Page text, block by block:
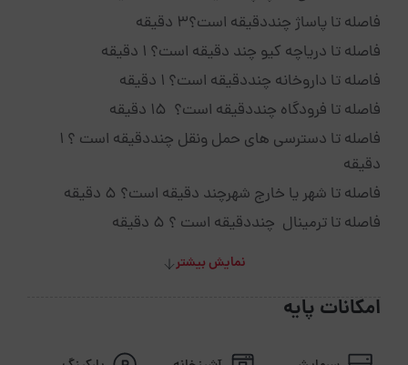
فاصله تا پاساژ چنددقیقه است؟3 دقیقه
فاصله تا دریاچه کیو چند دقیقه است؟ 1 دقیقه
فاصله تا داروخانه چنددقیقه است؟ 1 دقیقه
فاصله تا فرودگاه چنددقیقه است؟ 15 دقیقه
فاصله تا دسترسی های حمل ونقل چنددقیقه است ؟ 1
دقیقه
فاصله تا شهر یا خارج شهرچند دقیقه است؟ 5 دقیقه
فاصله تا ترمینال چنددقیقه است ؟ 5 دقیقه
نمایش بیشتر
امکانات پایه